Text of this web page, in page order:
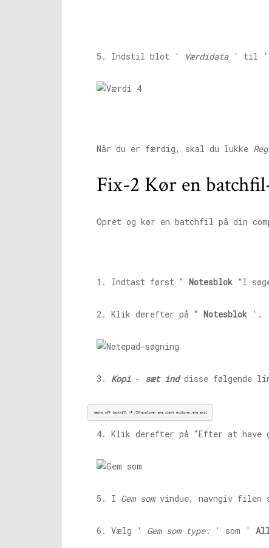
5. Indstil blot ' Værdidata' til '
Når du er færdig, skal du lukke
Fix-2 Kør en
Opret og kør en batchfil på din
1. Indtast først “ Notesblok ”I
2. Klik derefter på “ Notesblok '.
3. Kopi - sæt ind disse følgende
@echo off taskkill /F /IM explorer.exe start explorer.exe exit
4. Klik derefter på “Efter at have
5. I Gem somvindue, navngiv filen
6. Vælg ' Gem som type: ' som '